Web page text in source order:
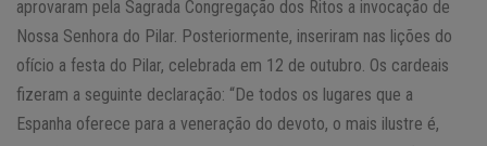
aprovaram pela Sagrada Congregação dos Ritos a invocação de
Nossa Senhora do Pilar. Posteriormente, inseriram nas lições do
ofício a festa do Pilar, celebrada em 12 de outubro. Os cardeais
fizeram a seguinte declaração: “De todos os lugares que a
Espanha oferece para a veneração do devoto, o mais ilustre é,